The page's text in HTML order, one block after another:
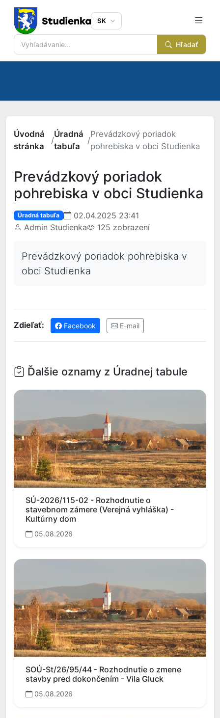
Hľadať
SK
Úvodná
stránka
/
Úradná
tabuľa
/
Prevádzkový poriadok
pohrebiska v obci Studienka
Prevádzkový poriadok
pohrebiska v obci Studienka
Úradná tabuľa
02.04.2025 23:41
Admin Studienka
125 zobrazení
Prevádzkový poriadok pohrebiska v
obci Studienka
Zdieľať: Facebook E-mail
Ďalšie oznamy z Úradnej tabule
SÚ-2026/115-02 - Rozhodnutie o
stavebnom zámere (Verejná vyhláška) -
Kultúrny dom
05.08.2026
SOÚ-St/26/95/44 - Rozhodnutie o zmene
stavby pred dokončením - Vila Gluck
05.08.2026